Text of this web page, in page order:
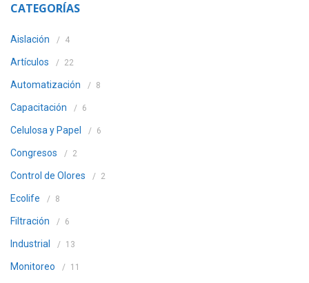
CATEGORÍAS
Aislación 4
Artículos 22
Automatización 8
Capacitación 6
Celulosa y Papel 6
Congresos 2
Control de Olores 2
Ecolife 8
Filtración 6
Industrial 13
Monitoreo 11